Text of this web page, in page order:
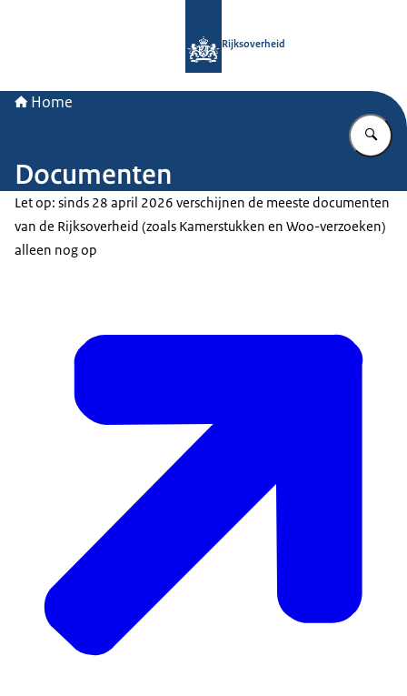
Rijksoverheid
Home
Documenten
Let op: sinds 28 april 2026 verschijnen de meeste documenten
van de Rijksoverheid (zoals Kamerstukken en Woo-verzoeken)
alleen nog op